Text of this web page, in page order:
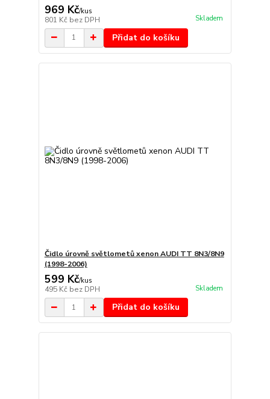
969 Kč/kus
801 Kč bez DPH Skladem
Přidat do košíku
Čidlo úrovně světlometů xenon AUDI TT 8N3/8N9
(1998-2006)
599 Kč/kus
495 Kč bez DPH Skladem
Přidat do košíku